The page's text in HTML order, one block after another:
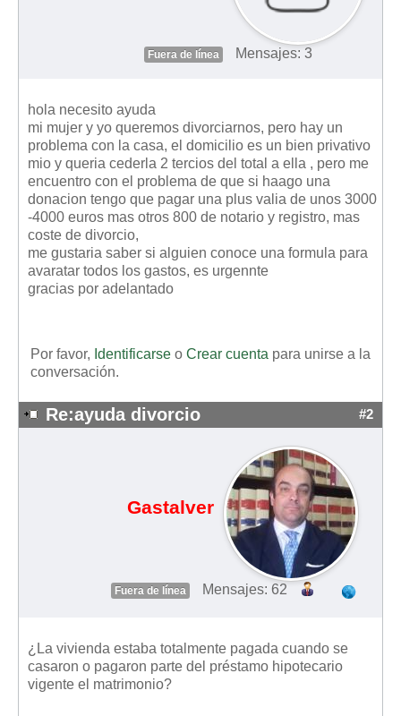
Fuera de línea Mensajes: 3
hola necesito ayuda
mi mujer y yo queremos divorciarnos, pero hay un
problema con la casa, el domicilio es un bien privativo
mio y queria cederla 2 tercios del total a ella , pero me
encuentro con el problema de que si haago una
donacion tengo que pagar una plus valia de unos 3000
-4000 euros mas otros 800 de notario y registro, mas
coste de divorcio,
me gustaria saber si alguien conoce una formula para
avaratar todos los gastos, es urgennte
gracias por adelantado
Por favor, Identificarse o Crear cuenta para unirse a la
conversación.
Re:ayuda divorcio #2
Gastalver
Fuera de línea Mensajes: 62
¿La vivienda estaba totalmente pagada cuando se
casaron o pagaron parte del préstamo hipotecario
vigente el matrimonio?